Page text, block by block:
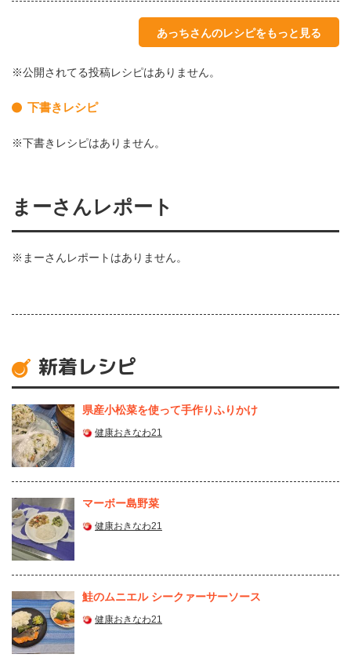
あっちさんのレシピをもっと見る
※公開されてる投稿レシピはありません。
下書きレシピ
※下書きレシピはありません。
まーさんレポート
※まーさんレポートはありません。
新着レシピ
県産⼩松菜を使って⼿作りふりかけ
健康おきなわ21
マーボー島野菜
健康おきなわ21
鮭のムニエル シークァーサーソース
健康おきなわ21